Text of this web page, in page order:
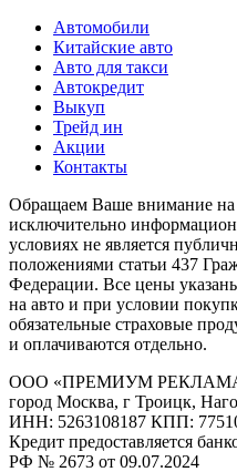
Автомобили
Китайские авто
Авто для такси
Автокредит
Выкуп
Трейд ин
Акции
Контакты
Обращаем Ваше внимание на
исключительно
условиях не является
положениями статьи 437
Федерации. Все цены
на авто и при условии
обязательные страховые
и оплачиваются отдельно.
ООО «ПРЕМИУМ РЕКЛАМА»
город Москва, г Троицк,
ИНН: 5263108187 КПП:
Кредит предоставляется
РФ № 2673 от 09.07.2024